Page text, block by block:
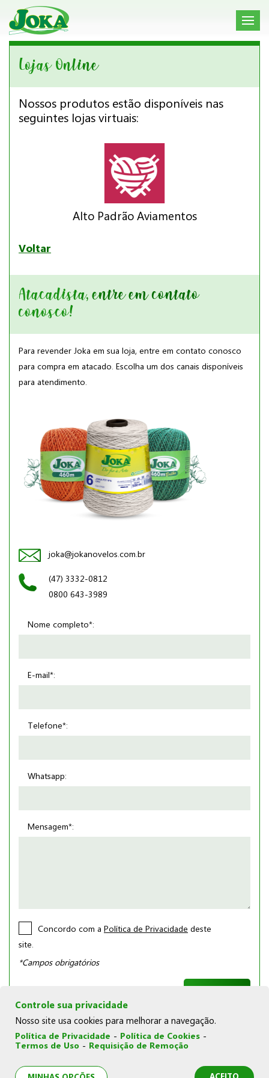
Lojas Online
Nossos produtos estão disponíveis nas
seguintes lojas virtuais:
Alto Padrão Aviamentos
Voltar
Atacadista, entre em contato
conosco!
Para revender Joka em sua loja, entre em contato conosco
para compra em atacado. Escolha um dos canais disponíveis
para atendimento.
joka@jokanovelos.com.br
(47) 3332-0812
0800 643-3989
Nome completo*:
E-mail*:
Telefone*:
Whatsapp:
Mensagem*:
Concordo com a Política de Privacidade deste
site.
*Campos obrigatórios
© Copyright 2026 | Joka Novelos |Política de Cookies
de privacidade
Controle sua privacidade
Nosso site usa cookies para melhorar a navegação.
Política de Privacidade - Política de Cookies -
Termos de Uso - Requisição de Remoção